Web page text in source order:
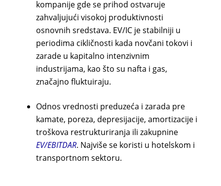
kompanije gde se prihod ostvaruje
zahvaljujući visokoj produktivnosti
osnovnih sredstava. EV/IC je stabilniji u
periodima cikličnosti kada novčani tokovi i
zarade u kapitalno intenzivnim
industrijama, kao što su nafta i gas,
značajno fluktuiraju.
Odnos vrednosti preduzeća i zarada pre
kamate, poreza, depresijacije, amortizacije i
troškova restrukturiranja ili zakupnine
EV/EBITDAR. Najviše se koristi u hotelskom i
transportnom sektoru.